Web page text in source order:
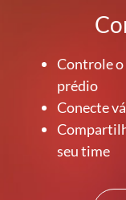
Controle o
prédio
Conecte
seu time